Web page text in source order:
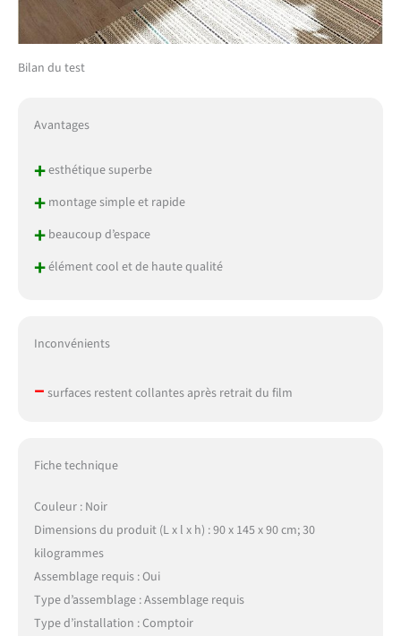
Bilan du test
Avantages
+esthétique superbe
+montage simple et rapide
+beaucoup d’espace
+élément cool et de haute qualité
Inconvénients
– surfaces restent collantes après retrait du film
Fiche technique
Couleur : Noir
Dimensions du produit (L x l x h) : 90 x 145 x 90 cm; 30
kilogrammes
Assemblage requis : Oui
Type d’assemblage : Assemblage requis
Type d’installation : Comptoir